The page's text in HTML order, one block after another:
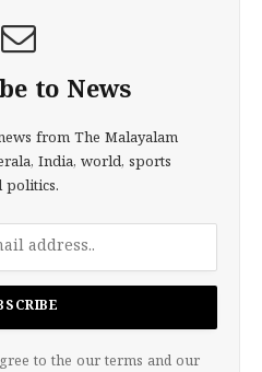
to News
from The Malayalam
India, world, sports
politics.
to the our terms and our